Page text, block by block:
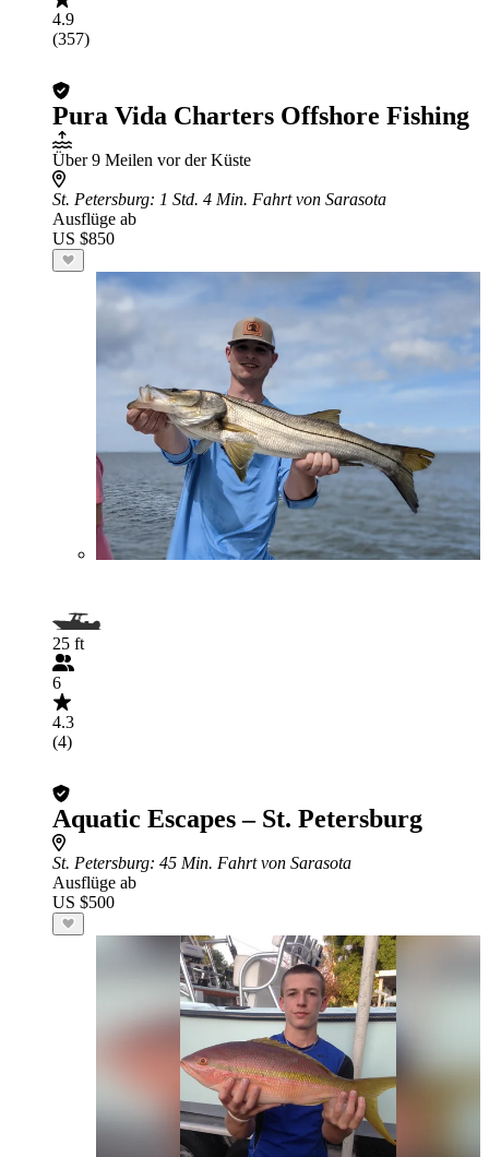
4.9
(357)
Pura Vida Charters Offshore Fishing
Über 9 Meilen vor der Küste
St. Petersburg: 1 Std. 4 Min. Fahrt von Sarasota
Ausflüge ab
US $850
25 ft
6
4.3
(4)
Aquatic Escapes – St. Petersburg
St. Petersburg: 45 Min. Fahrt von Sarasota
Ausflüge ab
US $500